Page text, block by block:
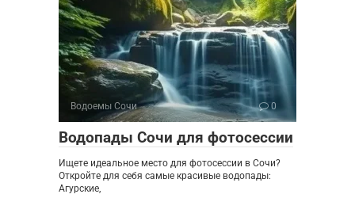
Водоемы Сочи 0
Водопады Сочи для фотосессии
Ищете идеальное место для фотосессии в Сочи?
Откройте для себя самые красивые водопады:
Агурские,